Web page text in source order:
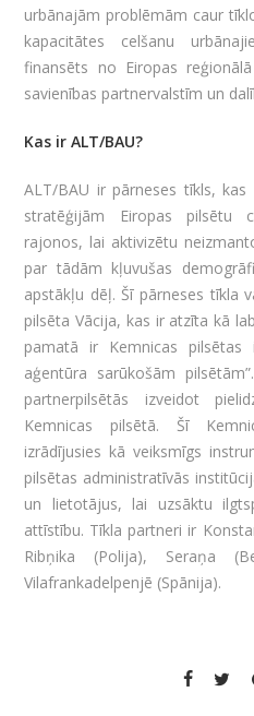
urbānajām problēmām caur
kapacitātes celšanu
finansēts no Eiropas
savienības partnervalstīm un
Kas ir ALT/BAU?
ALT/BAU ir pārneses tīkls,
stratēģijām Eiropas pilsētu
rajonos, lai aktivizētu
par tādām kļuvušas
apstākļu dēļ. Šī pārneses tīkla
pilsēta Vācija, kas ir atzīta kā
pamatā ir Kemnicas pilsētas
aģentūra sarūkošām
partnerpilsētās izveidot
Kemnicas pilsētā. Šī
izrādījusies kā veiksmīgs
pilsētas administratīvās
un lietotājus, lai uzsāktu
attīstību. Tīkla partneri ir
Ribņika (Polija), Seraņa
Vilafrankadelpenjē (Spānija).